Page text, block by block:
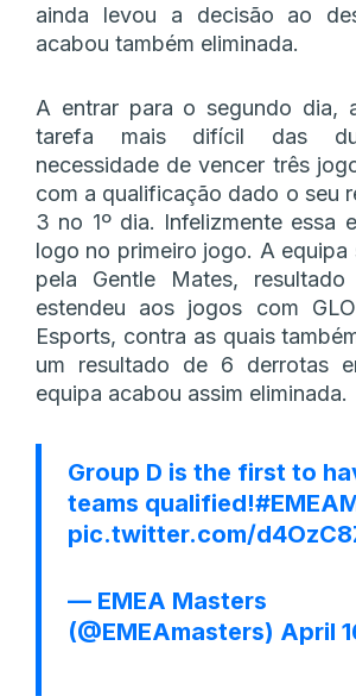
ainda levou a decisão ao
acabou também eliminada.
A entrar para o segundo dia,
tarefa mais difícil das
necessidade de vencer três
com a qualificação dado o seu
3 no 1º dia. Infelizmente essa
logo no primeiro jogo. A equipa
pela Gentle Mates,
estendeu aos jogos com
Esports, contra as quais
um resultado de 6 derrotas
equipa acabou assim eliminada.
Group D is the first to
teams qualified!
pic.twitter.com/
— EMEA Masters
(@EMEAmasters) April